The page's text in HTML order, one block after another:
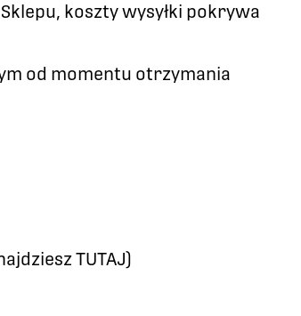
koszty wysyłki pokrywa
od momentu otrzymania
TUTAJ)